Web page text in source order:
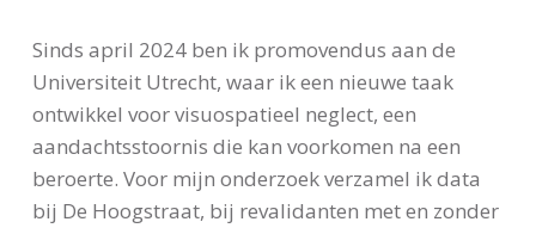
Sinds april 2024 ben ik promovendus aan de
Universiteit Utrecht, waar ik een nieuwe taak
ontwikkel voor visuospatieel neglect, een
aandachtsstoornis die kan voorkomen na een
beroerte. Voor mijn onderzoek verzamel ik data
bij De Hoogstraat, bij revalidanten met en zonder